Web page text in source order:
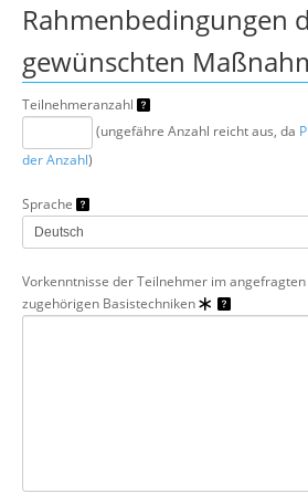
Rahmenbedingungen
gewünschten
Teilnehmeranzahl
(ungefähre Anzahl reicht aus, da
der Anzahl)
Sprache
Vorkenntnisse der Teilnehmer im
zugehörigen Basistechniken